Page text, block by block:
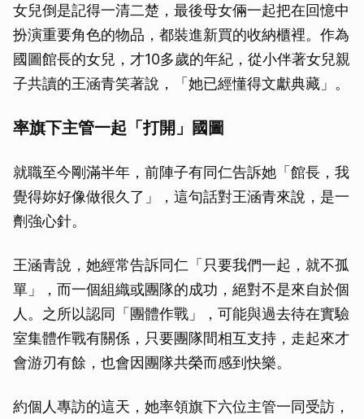
女兒倒是記得一清二楚，最後母女倆一起把在回憶中
扮演重要角色的物品，都裝進新買的收納櫃裡。作為
國圖館長的女兒，才10多歲的年紀，從小伴著女兒親
子共讀的王涵青笑著說，「她已經懂得文獻典藏」。
率旗下主管一起「打開」國圖
就職至今剛滿半年，前陣子有同仁告訴她「館長，我
覺得妳好像做很久了」，這句話對王涵青來說，是一
劑強心針。
王涵青說，她經常告訴同仁「只要我們一起，就不孤
單」，而一個組織或團隊的成功，絕對不是來自於個
人。之所以認同「團體作戰」，可能與過去待在實驗
室集體作戰有關係，只要團隊間相互支持，走起來才
會游刃有餘，也會因團隊共榮而感到快樂。
約個人專訪的這天，她率領旗下六位主管一同受訪，